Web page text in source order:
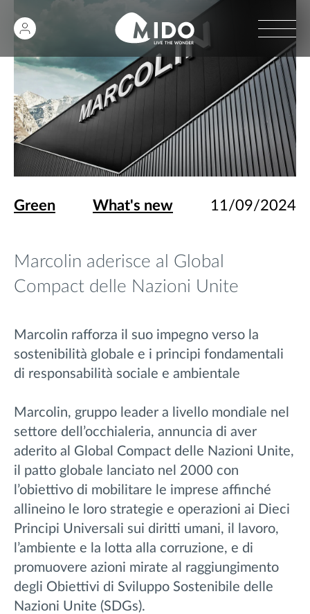
Green What's new 11/09/2024
Marcolin aderisce al Global
Compact delle Nazioni Unite
Marcolin rafforza il suo impegno verso la
sostenibilità globale e i principi fondamentali
di responsabilità sociale e ambientale
Marcolin, gruppo leader a livello mondiale nel
settore dell’occhialeria, annuncia di aver
aderito al Global Compact delle Nazioni Unite,
il patto globale lanciato nel 2000 con
l’obiettivo di mobilitare le imprese affinché
allineino le loro strategie e operazioni ai Dieci
Principi Universali sui diritti umani, il lavoro,
l’ambiente e la lotta alla corruzione, e di
promuovere azioni mirate al raggiungimento
degli Obiettivi di Sviluppo Sostenibile delle
Nazioni Unite (SDGs).